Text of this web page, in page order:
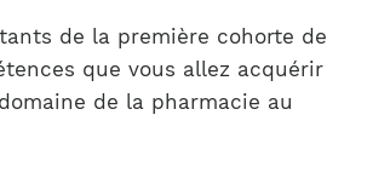
de la première cohorte de
que vous allez acquérir
de la pharmacie au